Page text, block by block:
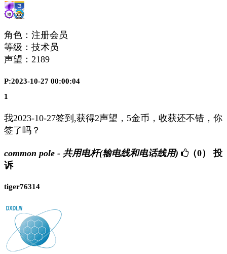
角色：注册会员
等级：技术员
声望： 2189
P:2023-10-27 00:00:04
1
我2023-10-27签到,获得2声望，5金币，收获还不错，你
签了吗？
common pole - 共用电杆(输电线和电话线用) （0）
投
诉
tiger76314